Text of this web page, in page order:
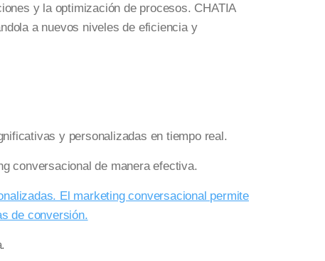
y la optimización de procesos. CHATIA
a nuevos niveles de eficiencia y
y personalizadas en tiempo real.
conversacional de manera efectiva.
El marketing conversacional permite
de conversión.